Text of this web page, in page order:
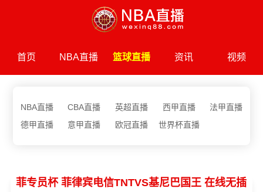
首页 NBA直播 篮球直播 资讯 视频
NBA直播 CBA直播 英超直播 西甲直播
法甲直播
德甲直播
意甲直播 欧冠直播 世界杯直播
菲专员杯 菲律宾电信TNTVS基尼巴国王 在线无插